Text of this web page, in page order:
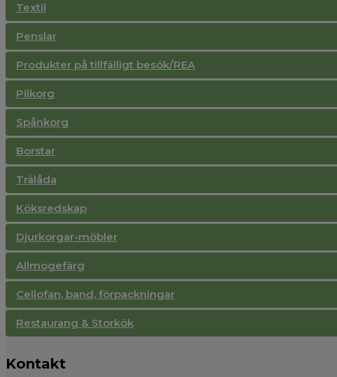
Textil
Penslar
Produkter på tillfälligt besök/REA
Pilkorg
Spånkorg
Borstar
Trälåda
Köksredskap
Djurkorgar-möbler
Allmogefärg
Cellofan, band, förpackningar
Restaurang & Storkök
Kontakt